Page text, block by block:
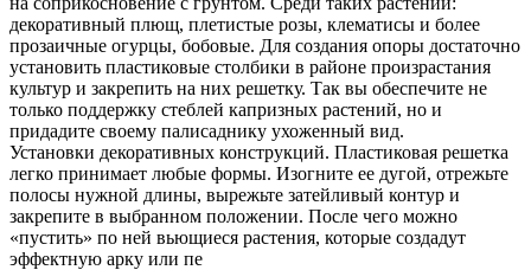
декоративный плющ, плетистые розы, клематисы и более
прозаичные огурцы, бобовые. Для создания опоры достаточно
установить пластиковые столбики в районе произрастания
культур и закрепить на них решетку. Так вы обеспечите не
только поддержку стеблей капризных растений, но и
придадите своему палисаднику ухоженный вид.
Установки декоративных конструкций. Пластиковая решетка
легко принимает любые формы. Изогните ее дугой, отрежьте
полосы нужной длины, вырежьте затейливый контур и
закрепите в выбранном положении. После чего можно
«пустить» по ней вьющиеся растения, которые создадут
эффектную арку или пе